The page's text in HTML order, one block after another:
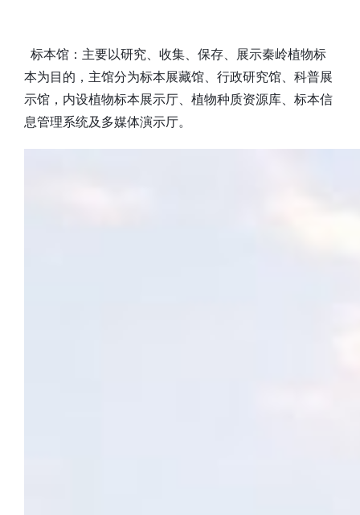
标本馆：主要以研究、收集、保存、展示秦岭植物标
本为目的，主馆分为标本展藏馆、行政研究馆、科普展
示馆，内设植物标本展示厅、植物种质资源库、标本信
息管理系统及多媒体演示厅。